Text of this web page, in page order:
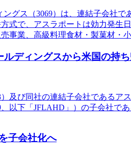
グス（3069）は、連結子会社
式で、アスラポートは効力発生
事業、高級料理食材・製菓材・
ディングスから米国の持
及び同社の連結子会社であるア
以下「JFLAHD」）の子会社で
子会社化へ